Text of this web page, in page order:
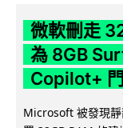
微軟刪走
為 8GB
Copilot+
Microsoft 被發現